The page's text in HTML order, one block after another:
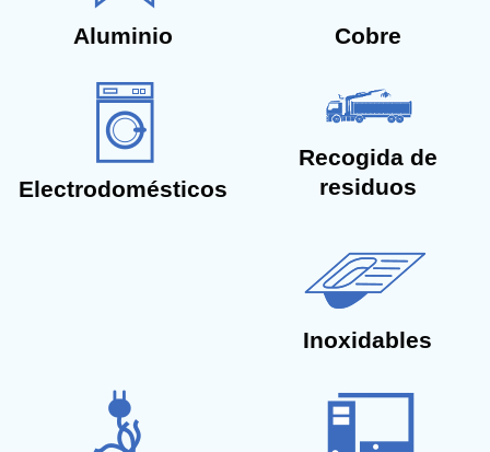
Aluminio Cobre
Electrodomésticos
Recogida de
residuos
Inoxidables